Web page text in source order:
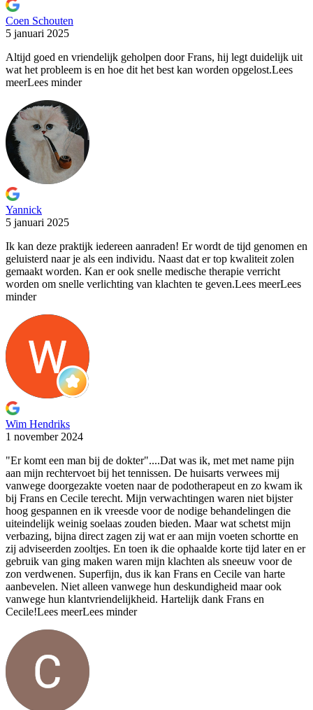
Coen Schouten
5 januari 2025
Altijd goed en vriendelijk geholpen door Frans, hij legt duidelijk uit
wat het probleem is en hoe dit het best kan worden opgelost.Lees
meerLees minder
Yannick
5 januari 2025
Ik kan deze praktijk iedereen aanraden! Er wordt de tijd genomen en
geluisterd naar je als een individu. Naast dat er top kwaliteit zolen
gemaakt worden. Kan er ook snelle medische therapie verricht
worden om snelle verlichting van klachten te geven.Lees meerLees
minder
Wim Hendriks
1 november 2024
"Er komt een man bij de dokter"....Dat was ik, met met name pijn
aan mijn rechtervoet bij het tennissen. De huisarts verwees mij
vanwege doorgezakte voeten naar de podotherapeut en zo kwam ik
bij Frans en Cecile terecht. Mijn verwachtingen waren niet bijster
hoog gespannen en ik vreesde voor de nodige behandelingen die
uiteindelijk weinig soelaas zouden bieden. Maar wat schetst mijn
verbazing, bijna direct zagen zij wat er aan mijn voeten schortte en
zij adviseerden zooltjes. En toen ik die ophaalde korte tijd later en er
gebruik van ging maken waren mijn klachten als sneeuw voor de
zon verdwenen. Superfijn, dus ik kan Frans en Cecile van harte
aanbevelen. Niet alleen vanwege hun deskundigheid maar ook
vanwege hun klantvriendelijkheid. Hartelijk dank Frans en
Cecile!Lees meerLees minder